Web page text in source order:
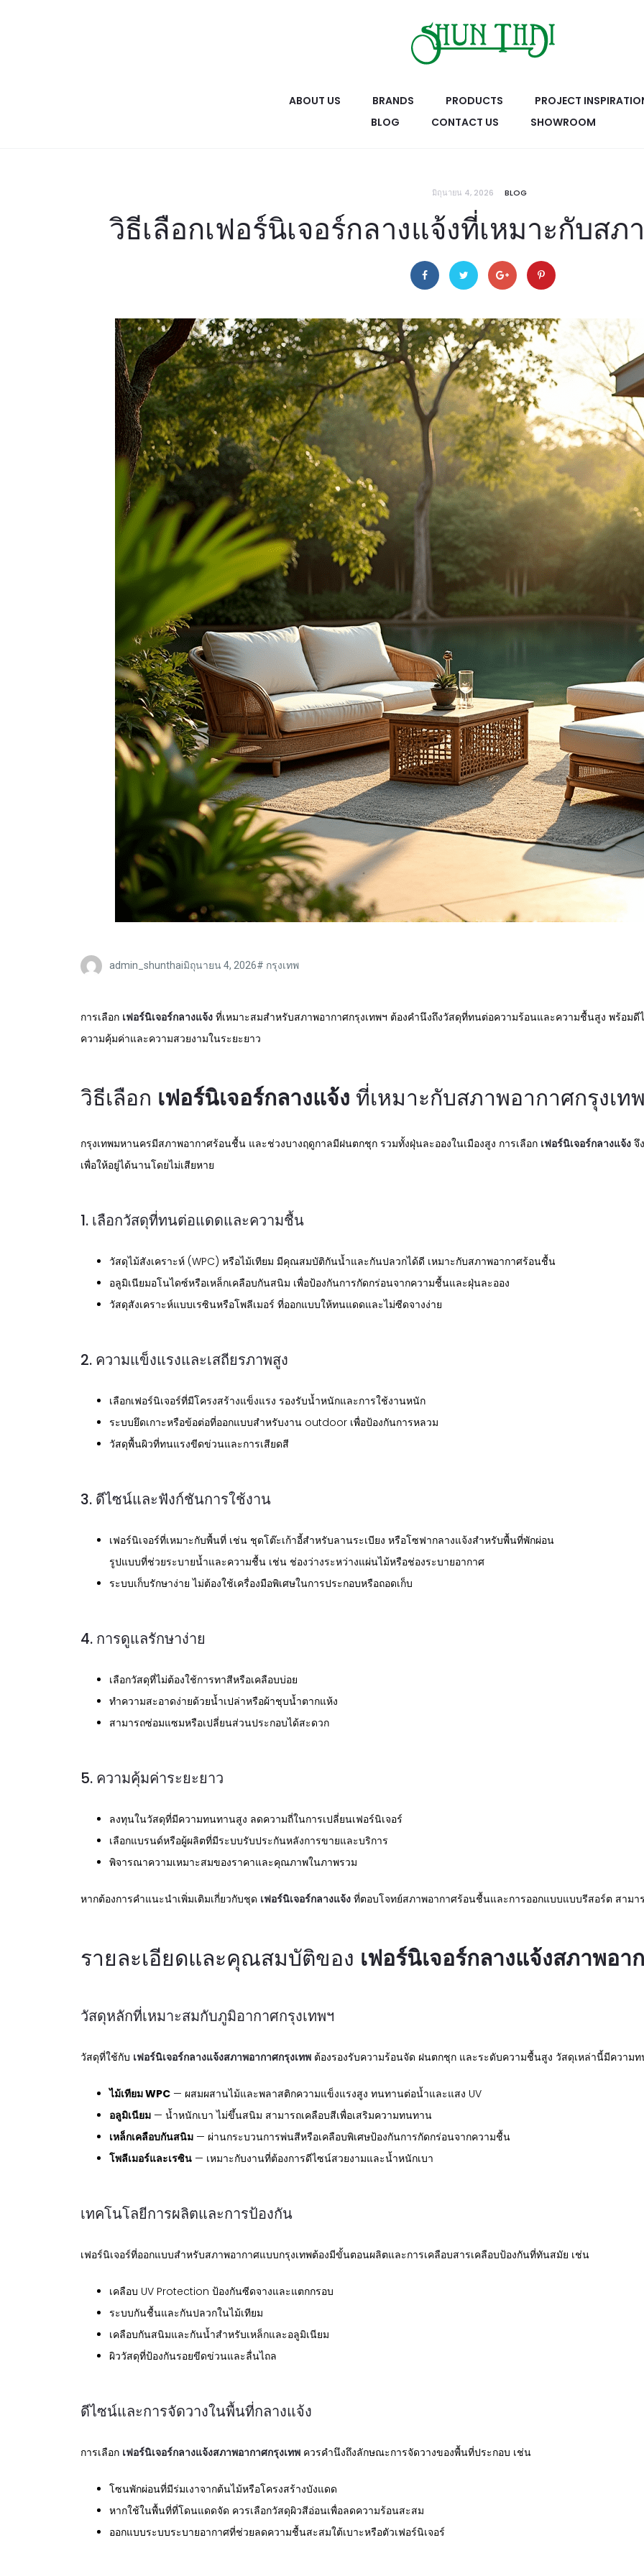
ABOUT US BRANDS PRODUCTS
PROJECT
BLOG
CONTACT US SHOWROOM
มิถุนายน 4, 2026 BLOG
วิธีเลือกเฟอร์นิเจอร์กลางแจ้งที่เหมาะกับสภ
admin_shunthaiมิถุนายน 4, 2026# กรุงเทพ
การเลือก เฟอร์นิเจอร์กลางแจ้ง ที่เหมาะสมสำหรับสภาพอากาศกรุงเทพฯ ต้องคำนึงถึงวัสดุที่ทนต่อความร้อนและความชื้นสูง พร้อม
ความคุ้มค่าและความสวยงามในระยะยาว
วิธีเลือก เฟอร์นิเจอร์กลางแจ้ง ที่เหมาะกับสภาพอากาศกรุงเท
กรุงเทพมหานครมีสภาพอากาศร้อนชื้น และช่วงบางฤดูกาลมีฝนตกชุก รวมทั้งฝุ่นละอองในเมืองสูง การเลือก เฟอร์นิเจอร์กลางแจ้ง จึ
เพื่อให้อยู่ได้นานโดยไม่เสียหาย
1. เลือกวัสดุที่ทนต่อแดดและความชื้น
วัสดุไม้สังเคราะห์ (WPC) หรือไม้เทียม มีคุณสมบัติกันน้ำและกันปลวกได้ดี เหมาะกับสภาพอากาศร้อนชื้น
อลูมิเนียมอโนไดซ์หรือเหล็กเคลือบกันสนิม เพื่อป้องกันการกัดกร่อนจากความชื้นและฝุ่นละออง
วัสดุสังเคราะห์แบบเรซินหรือโพลีเมอร์ ที่ออกแบบให้ทนแดดและไม่ซีดจางง่าย
2. ความแข็งแรงและเสถียรภาพสูง
เลือกเฟอร์นิเจอร์ที่มีโครงสร้างแข็งแรง รองรับน้ำหนักและการใช้งานหนัก
ระบบยึดเกาะหรือข้อต่อที่ออกแบบสำหรับงาน outdoor เพื่อป้องกันการหลวม
วัสดุพื้นผิวที่ทนแรงขีดข่วนและการเสียดสี
3. ดีไซน์และฟังก์ชันการใช้งาน
เฟอร์นิเจอร์ที่เหมาะกับพื้นที่ เช่น ชุดโต๊ะเก้าอี้สำหรับลานระเบียง หรือโซฟากลางแจ้งสำหรับพื้นที่พักผ่อน
รูปแบบที่ช่วยระบายน้ำและความชื้น เช่น ช่องว่างระหว่างแผ่นไม้หรือช่องระบายอากาศ
ระบบเก็บรักษาง่าย ไม่ต้องใช้เครื่องมือพิเศษในการประกอบหรือถอดเก็บ
4. การดูแลรักษาง่าย
เลือกวัสดุที่ไม่ต้องใช้การทาสีหรือเคลือบบ่อย
ทำความสะอาดง่ายด้วยน้ำเปล่าหรือผ้าชุบน้ำตากแห้ง
สามารถซ่อมแซมหรือเปลี่ยนส่วนประกอบได้สะดวก
5. ความคุ้มค่าระยะยาว
ลงทุนในวัสดุที่มีความทนทานสูง ลดความถี่ในการเปลี่ยนเฟอร์นิเจอร์
เลือกแบรนด์หรือผู้ผลิตที่มีระบบรับประกันหลังการขายและบริการ
พิจารณาความเหมาะสมของราคาและคุณภาพในภาพรวม
หากต้องการคำแนะนำเพิ่มเติมเกี่ยวกับชุด เฟอร์นิเจอร์กลางแจ้ง ที่ตอบโจทย์สภาพอากาศร้อนชื้นและการออกแบบแบบรีสอร์ต สามา
รายละเอียดและคุณสมบัติของ เฟอร์นิเจอร์กลางแจ้งสภาพอา
วัสดุหลักที่เหมาะสมกับภูมิอากาศกรุงเทพฯ
วัสดุที่ใช้กับ เฟอร์นิเจอร์กลางแจ้งสภาพอากาศกรุงเทพ ต้องรองรับความร้อนจัด ฝนตกชุก และระดับความชื้นสูง วัสดุเหล่านี้มีความ
ไม้เทียม WPC — ผสมผสานไม้และพลาสติกความแข็งแรงสูง ทนทานต่อน้ำและแสง UV
อลูมิเนียม — น้ำหนักเบา ไม่ขึ้นสนิม สามารถเคลือบสีเพื่อเสริมความทนทาน
เหล็กเคลือบกันสนิม — ผ่านกระบวนการพ่นสีหรือเคลือบพิเศษป้องกันการกัดกร่อนจากความชื้น
โพลีเมอร์และเรซิน — เหมาะกับงานที่ต้องการดีไซน์สวยงามและน้ำหนักเบา
เทคโนโลยีการผลิตและการป้องกัน
เฟอร์นิเจอร์ที่ออกแบบสำหรับสภาพอากาศแบบกรุงเทพต้องมีขั้นตอนผลิตและการเคลือบสารเคลือบป้องกันที่ทันสมัย เช่น
เคลือบ UV Protection ป้องกันซีดจางและแตกกรอบ
ระบบกันชื้นและกันปลวกในไม้เทียม
เคลือบกันสนิมและกันน้ำสำหรับเหล็กและอลูมิเนียม
ผิววัสดุที่ป้องกันรอยขีดข่วนและลื่นไถล
ดีไซน์และการจัดวางในพื้นที่กลางแจ้ง
การเลือก เฟอร์นิเจอร์กลางแจ้งสภาพอากาศกรุงเทพ ควรคำนึงถึงลักษณะการจัดวางของพื้นที่ประกอบ เช่น
โซนพักผ่อนที่มีร่มเงาจากต้นไม้หรือโครงสร้างบังแดด
หากใช้ในพื้นที่ที่โดนแดดจัด ควรเลือกวัสดุผิวสีอ่อนเพื่อลดความร้อนสะสม
ออกแบบระบบระบายอากาศที่ช่วยลดความชื้นสะสมใต้เบาะหรือตัวเฟอร์นิเจอร์